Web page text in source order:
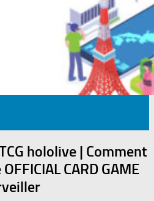
hololive | Comment
CARD GAME